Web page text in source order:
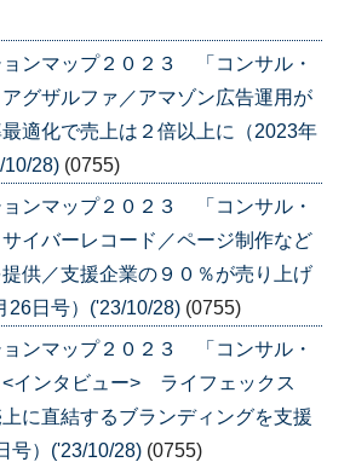
ョンマップ２０２３ 「コンサル・
グザルファ／アマゾン広告運用が
適化で売上は２倍以上に（2023年
10/28) (0755)
ョンマップ２０２３ 「コンサル・
イバーレコード／ページ制作など
供／支援企業の９０％が売り上げ
26日号）('23/10/28) (0755)
ョンマップ２０２３ 「コンサル・
インタビュー> ライフェックス
に直結するブランディングを支援
号）('23/10/28) (0755)